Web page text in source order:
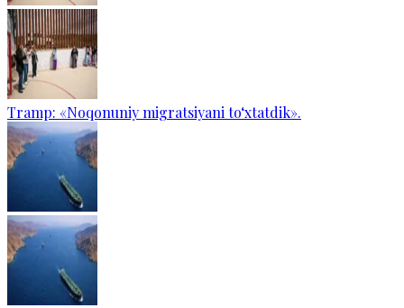
Tramp: «Noqonuniy migratsiyani to‘xtatdik».